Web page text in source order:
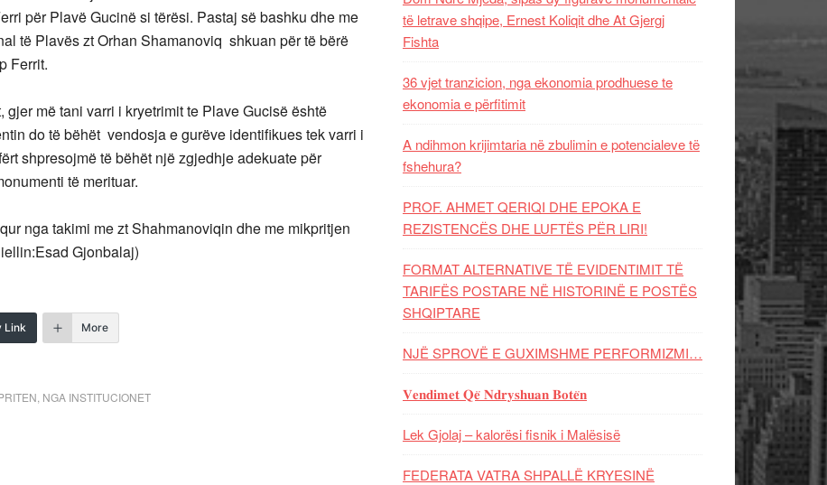
për Plavë Gucinë si tërësi. Pastaj së bashku dhe me
të Plavës zt Orhan Shamanoviq shkuan për të bërë
Ferrit.
më tani varri i kryetrimit te Plave Gucisë është
do të bëhët vendosja e gurëve identifikues tek varri i
shpresojmë të bëhët një zgjedhje adekuate për
të merituar.
nga takimi me zt Shahmanoviqin dhe me mikpritjen
Gjonbalaj)
Link More
NGA INSTITUCIONET
të letrave shqipe, Ernest Koliqit dhe At Gjergj
Fishta
36 vjet tranzicion, nga ekonomia prodhuese te
ekonomia e përfitimit
A ndihmon krijimtaria në zbulimin e potencialeve të
fshehura?
PROF. AHMET QERIQI DHE EPOKA E
REZISTENCЁS DHE LUFTЁS PЁR LIRI!
FORMAT ALTERNATIVE TË EVIDENTIMIT TË
TARIFËS POSTARE NË HISTORINË E POSTËS
SHQIPTARE
NJË SPROVË E GUXIMSHME PERFORMIZMI…
𝐕𝐞𝐧𝐝𝐢𝐦𝐞𝐭 𝐐𝐞̈ 𝐍𝐝𝐫𝐲𝐬𝐡𝐮𝐚𝐧 𝐁𝐨𝐭𝐞̈𝐧
Lek Gjolaj – kalorësi fisnik i Malësisë
FEDERATA VATRA SHPALLË KRYESINË